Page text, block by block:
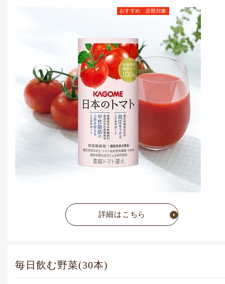
おすすめ 定期対象
定期お届けコース価格
6,782
(税込)
通常価格
7,776 円 (税込)
詳細はこちら
毎日飲む野菜(30本)